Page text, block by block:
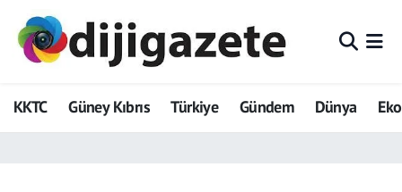
KKTC Güney Kıbrıs Türkiye Gündem Dünya
ADVERTORIAL
Dijigazete
Hava Durumu
Trafik Durumu